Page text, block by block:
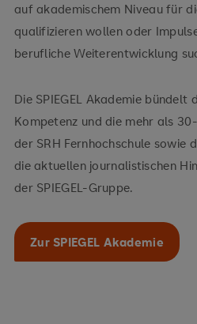
auf akademischem Niveau für
qualifizieren wollen oder
berufliche Weiterentwicklung
Die SPIEGEL Akademie bündelt
Kompetenz und die mehr als
der SRH Fernhochschule sowie
die aktuellen journalistischen
der SPIEGEL-Gruppe.
Zur SPIEGEL Akademie